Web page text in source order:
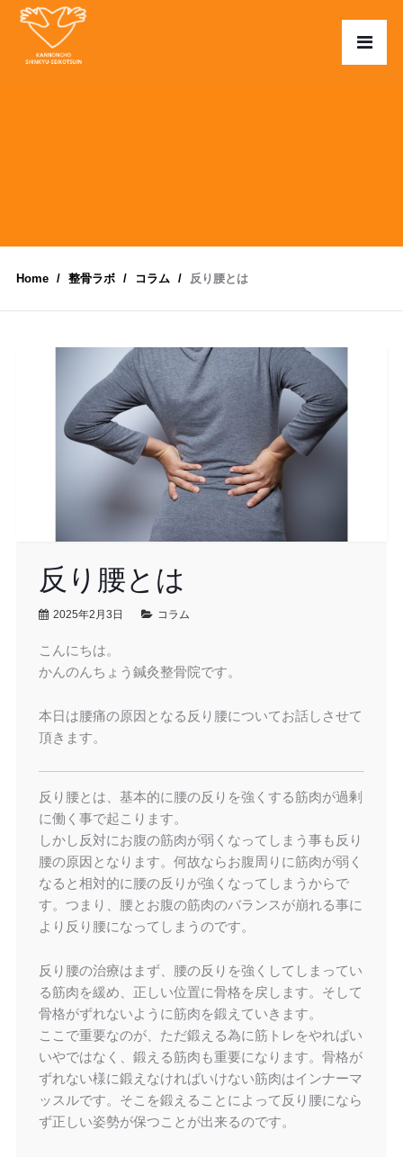
Home 整骨ラボ コラム 反り腰とは
反り腰とは
2025年2月3日 コラム
こんにちは。
かんのんちょう鍼灸整骨院です。
本日は腰痛の原因となる反り腰についてお話しさせて
頂きます。
反り腰とは、基本的に腰の反りを強くする筋肉が過剰
に働く事で起こります。
しかし反対にお腹の筋肉が弱くなってしまう事も反り
腰の原因となります。何故ならお腹周りに筋肉が弱く
なると相対的に腰の反りが強くなってしまうからで
す。つまり、腰とお腹の筋肉のバランスが崩れる事に
より反り腰になってしまうのです。
反り腰の治療はまず、腰の反りを強くしてしまってい
る筋肉を緩め、正しい位置に骨格を戻します。そして
骨格がずれないように筋肉を鍛えていきます。
ここで重要なのが、ただ鍛える為に筋トレをやればい
いやではなく、鍛える筋肉も重要になります。骨格が
ずれない様に鍛えなければいけない筋肉はインナーマ
ッスルです。そこを鍛えることによって反り腰になら
ず正しい姿勢が保つことが出来るのです。